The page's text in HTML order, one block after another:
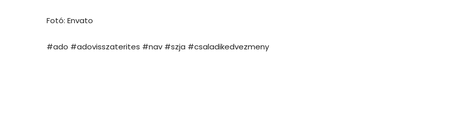
Fotó: Envato
#ado #adovisszaterites #nav #szja #csaladikedvezmeny